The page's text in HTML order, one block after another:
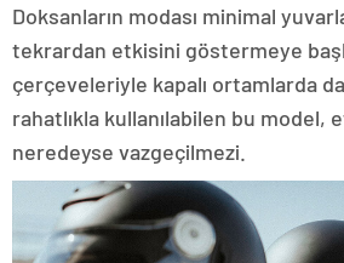
Doksanların modası minimal
tekrardan etkisini göstermeye
çerçeveleriyle kapalı ortamlarda
rahatlıkla kullanılabilen bu model,
neredeyse vazgeçilmezi.